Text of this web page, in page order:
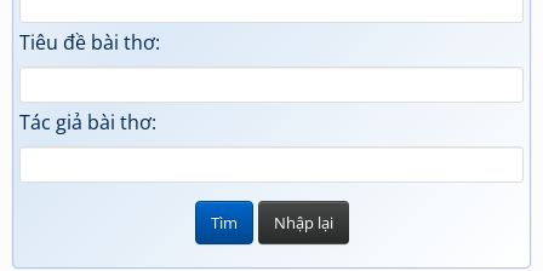
Tiêu đề bài thơ:
Tác giả bài thơ: